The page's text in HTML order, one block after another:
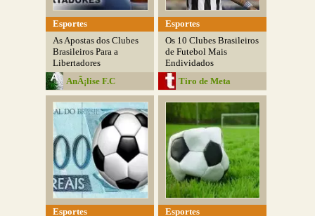
Esportes
As Apostas dos Clubes
Brasileiros Para a
Libertadores
AnÃ¡lise F.C
Esportes
Os 10 Clubes Brasileiros
de Futebol Mais
Endividados
Tiro de Meta
Esportes
Esportes